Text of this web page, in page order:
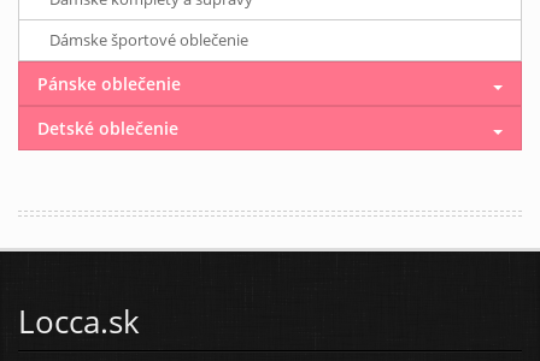
Dámske športové oblečenie
Pánske oblečenie
Detské oblečenie
Locca.sk